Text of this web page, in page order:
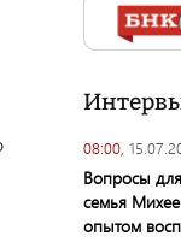
08:00,
Вопросы
семья
опытом